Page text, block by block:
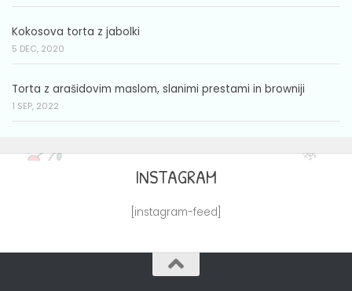
Kokosova torta z jabolki
5 DEC, 2020
Torta z arašidovim maslom, slanimi prestami in browniji
1 SEP, 2022
INSTAGRAM
[instagram-feed]